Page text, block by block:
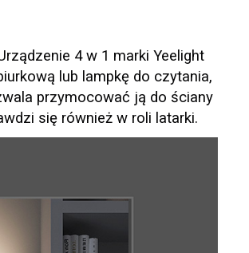
4 w 1 marki Yeelight
lub lampkę do czytania,
przymocować ją do ściany
się również w roli latarki.